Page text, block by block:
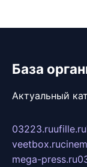
База
Актуальный
03223.ruufille.ru
veetbox.ru
mega-press.ru